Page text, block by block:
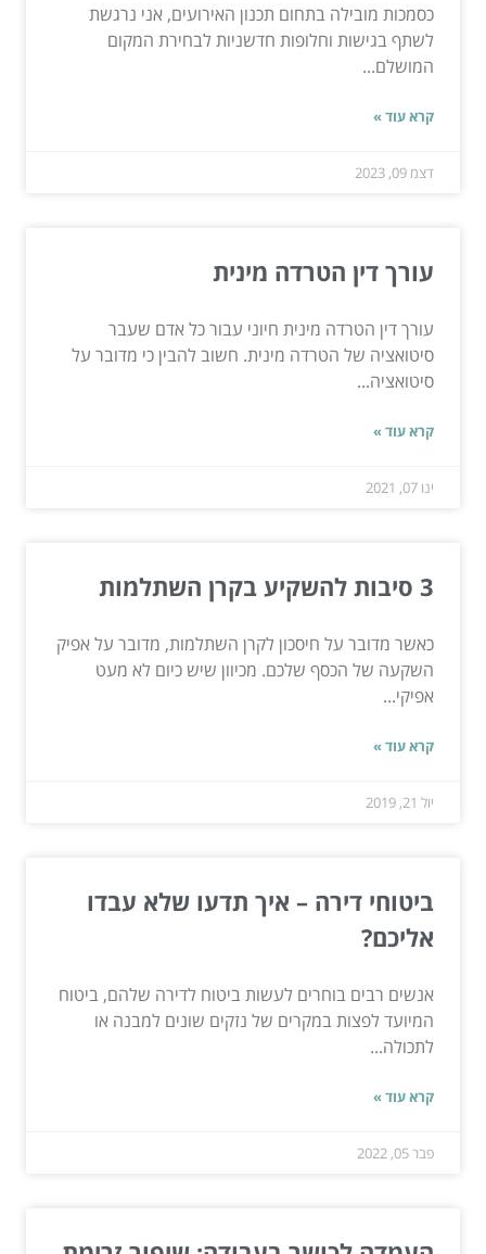
כסמכות מובילה בתחום תכנון האירועים, אני נרגשת
לשתף בגישות וחלופות חדשניות לבחירת המקום
המושלם...
קרא עוד »
דצמ 09, 2023
עורך דין הטרדה מינית
עורך דין הטרדה מינית חיוני עבור כל אדם שעבר
סיטואציה של הטרדה מינית. חשוב להבין כי מדובר על
סיטואציה...
קרא עוד »
ינו 07, 2021
3 סיבות להשקיע בקרן השתלמות
כאשר מדובר על חיסכון לקרן השתלמות, מדובר על אפיק
השקעה של הכסף שלכם. מכיוון שיש כיום לא מעט
אפיקי...
קרא עוד »
יול 21, 2019
ביטוחי דירה – איך תדעו שלא עבדו
אליכם?
אנשים רבים בוחרים לעשות ביטוח לדירה שלהם, ביטוח
המיועד לפצות במקרים של נזקים שונים למבנה או
לתכולה...
קרא עוד »
פבר 05, 2022